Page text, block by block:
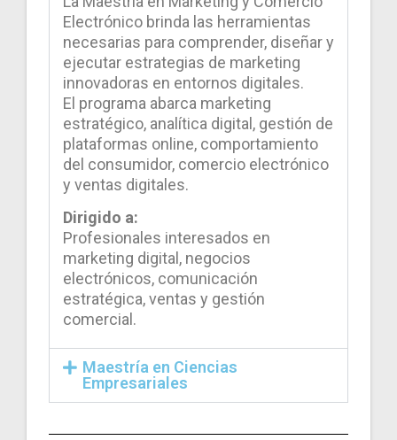
Electrónico brinda las herramientas
necesarias para comprender, diseñar y
ejecutar estrategias de marketing
innovadoras en entornos digitales.
El programa abarca marketing
estratégico, analítica digital, gestión de
plataformas online, comportamiento
del consumidor, comercio electrónico
y ventas digitales.
Dirigido a:
Profesionales interesados en
marketing digital, negocios
electrónicos, comunicación
estratégica, ventas y gestión
comercial.
Maestría en Ciencias
Empresariales